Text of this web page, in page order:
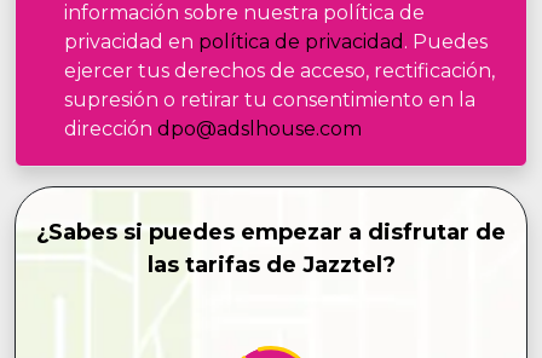
información sobre nuestra política de
privacidad en política de privacidad . Puedes
ejercer tus derechos de acceso, rectificación,
supresión o retirar tu consentimiento en la
dirección dpo@adslhouse.com
¿Sabes si puedes empezar a disfrutar de
las tarifas de Jazztel?